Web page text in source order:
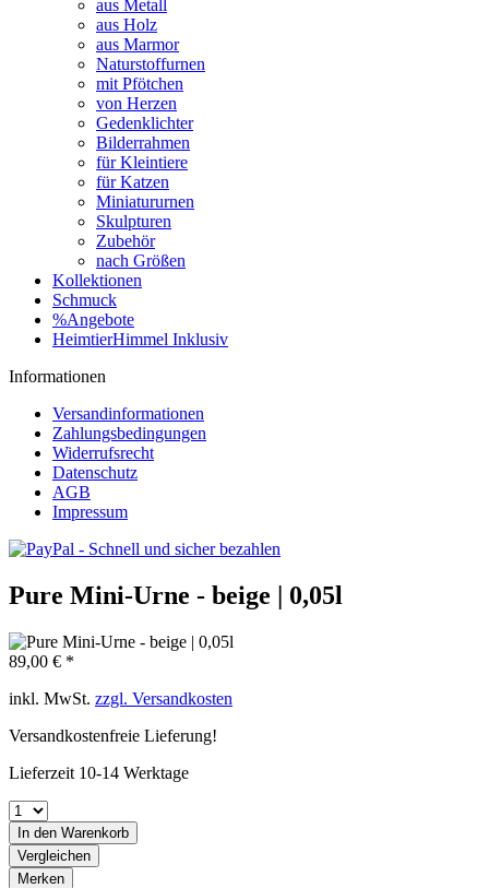
aus Metall
aus Holz
aus Marmor
Naturstoffurnen
mit Pfötchen
von Herzen
Gedenklichter
Bilderrahmen
für Kleintiere
für Katzen
Miniatururnen
Skulpturen
Zubehör
nach Größen
Kollektionen
Schmuck
%Angebote
HeimtierHimmel Inklusiv
Informationen
Versandinformationen
Zahlungsbedingungen
Widerrufsrecht
Datenschutz
AGB
Impressum
Pure Mini-Urne - beige | 0,05l
89,00 € *
inkl. MwSt. zzgl. Versandkosten
Versandkostenfreie Lieferung!
Lieferzeit 10-14 Werktage
In den Warenkorb
Vergleichen
Merken